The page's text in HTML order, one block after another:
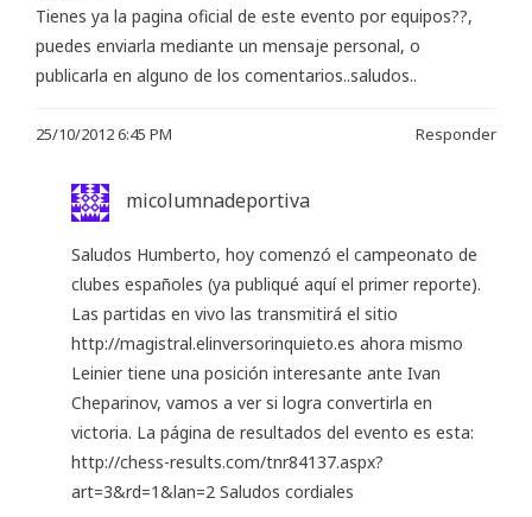
Tienes ya la pagina oficial de este evento por equipos??,
puedes enviarla mediante un mensaje personal, o
publicarla en alguno de los comentarios..saludos..
25/10/2012 6:45 PM Responder
micolumnadeportiva
Saludos Humberto, hoy comenzó el campeonato de
clubes españoles (ya publiqué aquí el primer reporte).
Las partidas en vivo las transmitirá el sitio
http://magistral.elinversorinquieto.es ahora mismo
Leinier tiene una posición interesante ante Ivan
Cheparinov, vamos a ver si logra convertirla en
victoria. La página de resultados del evento es esta:
http://chess-results.com/tnr84137.aspx?
art=3&rd=1&lan=2 Saludos cordiales